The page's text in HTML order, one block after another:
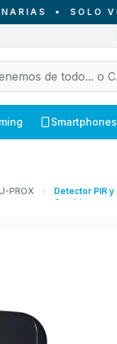
•SOLO
Smartphones
PROX
Detector PIR
Combi